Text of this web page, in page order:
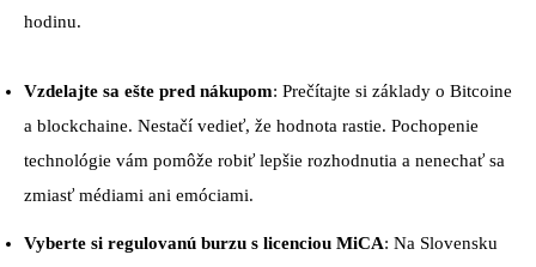
hodinu.
Vzdelajte sa ešte pred nákupom: Prečítajte si základy o Bitcoine
a blockchaine. Nestačí vedieť, že hodnota rastie. Pochopenie
technológie vám pomôže robiť lepšie rozhodnutia a nenechať sa
zmiasť médiami ani emóciami.
Vyberte si regulovanú burzu s licenciou MiCA: Na Slovensku